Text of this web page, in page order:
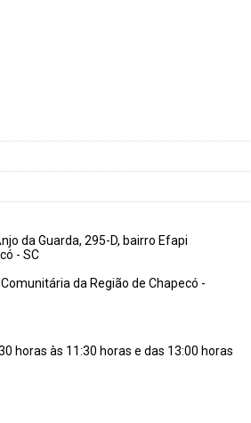
da Guarda, 295-D, bairro Efapi
- SC
da Região de Chapecó -
horas às 11:30 horas e das 13:00 horas